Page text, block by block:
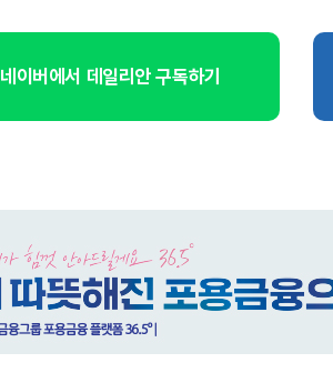
네이버에서 데일리안 구독하기